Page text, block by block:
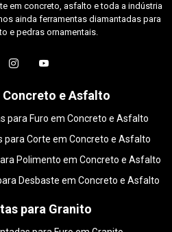
em concreto, asfalto e toda a indústria
ainda ferramentas diamantadas para
e pedras ornamentais.
Concreto e Asfalto
para Furo em Concreto e Asfalto
para Corte em Concreto e Asfalto
Polimento em Concreto e Asfalto
Desbaste em Concreto e Asfalto
para Granito